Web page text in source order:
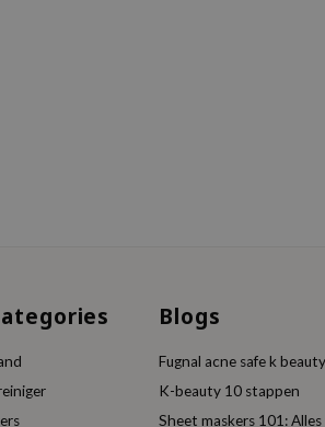
Blogs
Fugnal acne safe k
K-beauty 10 stappen
Sheet maskers 101: